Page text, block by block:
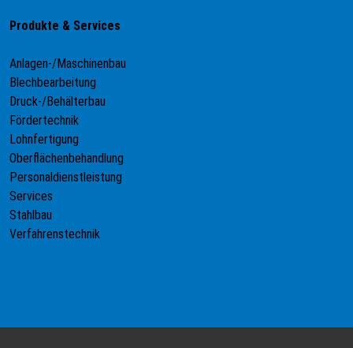
Produkte & Services
Anlagen-/Maschinenbau
Blechbearbeitung
Druck-/Behälterbau
Fördertechnik
Lohnfertigung
Oberflächenbehandlung
Personaldienstleistung
Services
Stahlbau
Verfahrenstechnik